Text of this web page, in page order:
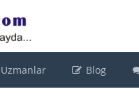
Uzmanlar Blog